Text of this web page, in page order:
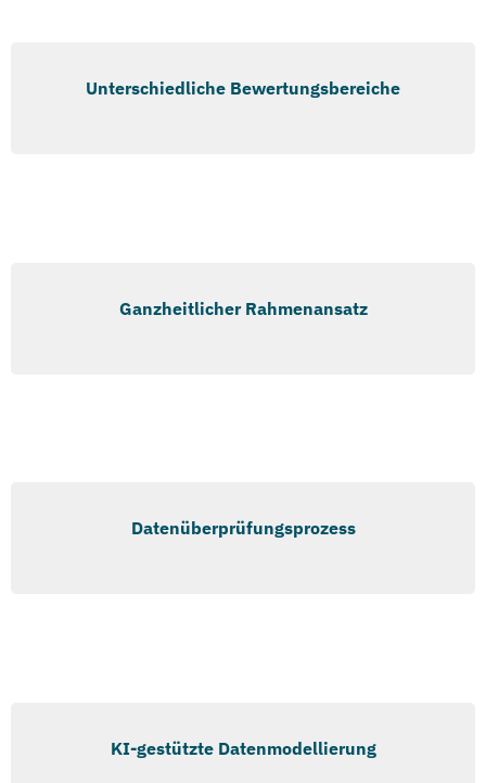
Unterschiedliche Bewertungsbereiche
Ganzheitlicher Rahmenansatz
Datenüberprüfungsprozess
KI-gestützte Datenmodellierung